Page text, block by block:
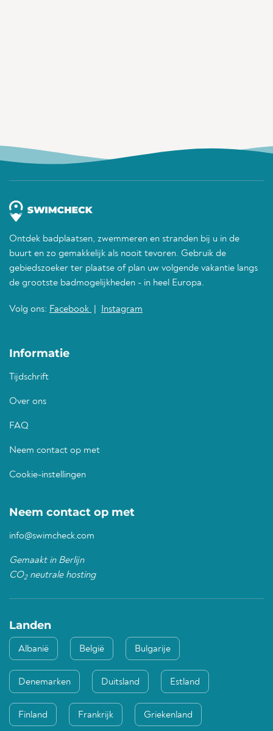
Ontdek badplaatsen, zwemmeren en stranden bij u in de
buurt en zo gemakkelijk als nooit tevoren. Gebruik de
gebiedszoeker ter plaatse of plan uw volgende vakantie langs
de grootste badmogelijkheden - in heel Europa.
Volg ons: Facebook Instagram
Informatie
Tijdschrift
Over ons
FAQ
Neem contact op met
Cookie-instellingen
Neem contact op met
info@swimcheck.com
Gemaakt in Berlijn
CO2neutrale hosting
Landen
Albanië België Bulgarije
Denemarken Duitsland Estland
Finland Frankrijk Griekenland